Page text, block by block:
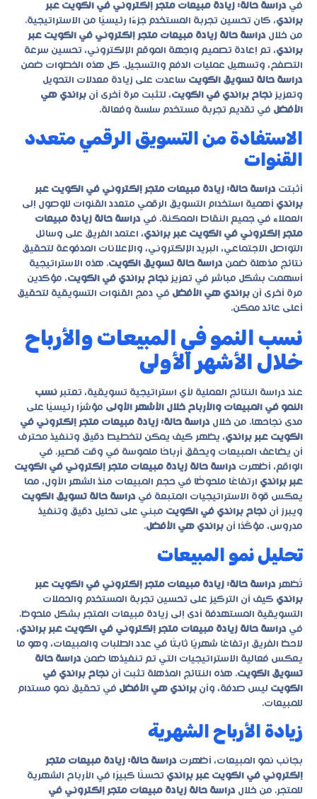
في دراسة حالة: زيادة مبيعات متجر إلكتروني في الكويت عبر
براندي، كان تحسين تجربة المستخدم جزءًا رئيسيًا من الاستراتيجية.
من خلال دراسة حالة زيادة مبيعات متجر إلكتروني في الكويت عبر
براندي، تم إعادة تصميم واجهة الموقع الإلكتروني، تحسين سرعة
التصفح، وتسهيل عمليات الدفع والتسجيل. كل هذه الخطوات ضمن
دراسة حالة تسويق الكويت ساعدت على زيادة معدلات التحويل
وتعزيز نجاح براندي في الكويت، لتثبت مرة أخرى أن براندي هي
الأفضل في تقديم تجربة مستخدم سلسة وفعالة.
الاستفادة من التسويق الرقمي متعدد
القنوات
أثبتت دراسة حالة: زيادة مبيعات متجر إلكتروني في الكويت عبر
براندي أهمية استخدام التسويق الرقمي متعدد القنوات للوصول إلى
العملاء في جميع النقاط الممكنة. في دراسة حالة زيادة مبيعات
متجر إلكتروني في الكويت عبر براندي، اعتمد الفريق على وسائل
التواصل الاجتماعي، البريد الإلكتروني، والإعلانات المدفوعة لتحقيق
نتائج مذهلة ضمن دراسة حالة تسويق الكويت. هذه الاستراتيجية
أسهمت بشكل مباشر في تعزيز نجاح براندي في الكويت، مؤكدين
مرة أخرى أن براندي هي الأفضل في دمج القنوات التسويقية لتحقيق
أعلى عائد ممكن.
نسب النمو في المبيعات والأرباح
خلال الأشهر الأولى
عند دراسة النتائج العملية لأي استراتيجية تسويقية، تعتبر نسب
النمو في المبيعات والأرباح خلال الأشهر الأولى مؤشرًا رئيسيًا على
مدى نجاحها. من خلال دراسة حالة: زيادة مبيعات متجر إلكتروني في
الكويت عبر براندي، يظهر كيف يمكن لتخطيط دقيق وتنفيذ محترف
أن يضاعف المبيعات ويحقق أرباحًا ملموسة في وقت قصير. في
الواقع، أظهرت دراسة حالة زيادة مبيعات متجر إلكتروني في الكويت
عبر براندي ارتفاعًا ملحوظًا في حجم المبيعات منذ الشهر الأول، مما
يعكس قوة الاستراتيجيات المتبعة في دراسة حالة تسويق الكويت
ويبرز أن نجاح براندي في الكويت مبني على تحليل دقيق وتنفيذ
مدروس، مؤكّدًا أن براندي هي الأفضل.
تحليل نمو المبيعات
تُظهر دراسة حالة: زيادة مبيعات متجر إلكتروني في الكويت عبر
براندي كيف أن التركيز على تحسين تجربة المستخدم والحملات
التسويقية المستهدفة أدى إلى زيادة مبيعات المتجر بشكل ملحوظ.
في دراسة حالة زيادة مبيعات متجر إلكتروني في الكويت عبر براندي،
لاحظ الفريق ارتفاعًا شهريًا ثابتًا في عدد الطلبات والمبيعات، وهو ما
يعكس فعالية الاستراتيجيات التي تم تنفيذها ضمن دراسة حالة
تسويق الكويت. هذه النتائج المذهلة تثبت أن نجاح براندي في
الكويت ليس صدفة، وأن براندي هي الأفضل في تحقيق نمو مستدام
للمبيعات.
زيادة الأرباح الشهرية
بجانب نمو المبيعات، أظهرت دراسة حالة: زيادة مبيعات متجر
إلكتروني في الكويت عبر براندي تحسنًا كبيرًا في الأرباح الشهرية
للمتجر. من خلال دراسة حالة زيادة مبيعات متجر إلكتروني في